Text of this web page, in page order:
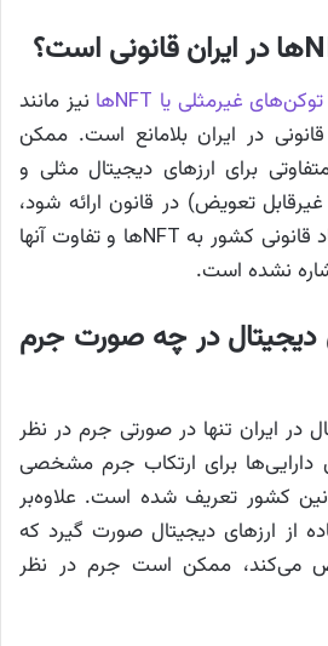
توکن‌های غیرمثلی یا NFTها
نیز مانند
در ایران بلامانع است. ممکن
برای ارزهای دیجیتال مثلی و
تعویض) در قانون ارائه شود،
اما در حال حاضر در اسناد قانونی کشور به NFTها و تفاوت آنها
نشده است.
دیجیتال در چه صورت جرم
در ایران تنها در صورتی جرم در نظر
دارایی‌ها برای ارتکاب جرم مشخصی
کشور تعریف شده است. علاوه‌بر
از ارزهای دیجیتال صورت گیرد که
می‌کند، ممکن است جرم در نظر